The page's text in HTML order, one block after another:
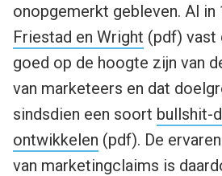
onopgemerkt gebleven. Al in
Friestad en Wright (pdf) vast
goed op de hoogte zijn van
van marketeers en dat
sindsdien een soort bullshit-
ontwikkelen (pdf). De
van marketingclaims is